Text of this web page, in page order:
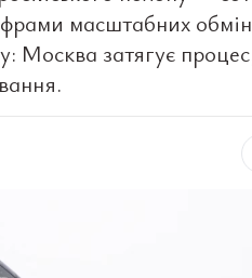
масштабних
Москва затягує